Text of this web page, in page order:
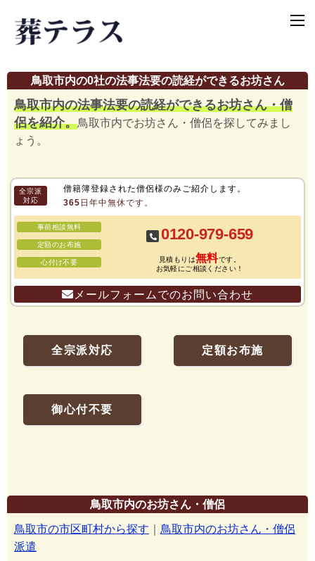
鳥取市内の0社の法事法要の読経ができるお坊さん
鳥取市内の法事法要の読経ができるお坊さん・僧
侶を紹介。鳥取市内でお坊さん・僧侶を探してみまし
ょう。
全宗派
対応
僧籍簿登録された僧侶様のみご紹介します。
365日年中無休です。
事前相談無料
定額のお布施
心付け不要
0120-979-659
見積もりは無料です。
お気軽にご相談ください！
メールフォームでのお問い合わせ
全宗派対応 定額お布施
御心付不要
鳥取市内のお坊さん・僧侶
鳥取市の市区町村から探す
鳥取市内のお坊さん・僧侶
派遣